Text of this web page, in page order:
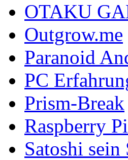
OTAKU
Outgrow.me
Paranoid
PC
Prism-Break
Raspberry
Satoshi sein